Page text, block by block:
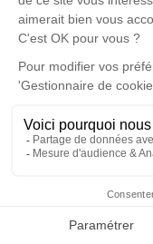
Faire-part
Cérémonie
mercredi 24
Église Saint
17270 Cercoux